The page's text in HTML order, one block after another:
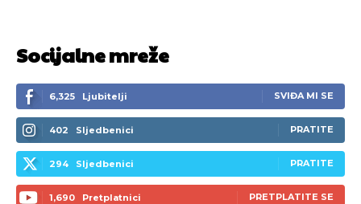
Socijalne mreže
6,325 Ljubitelji SVIĐA MI SE
402 Sljedbenici PRATITE
294 Sljedbenici PRATITE
1,690 Pretplatnici PRETPLATITE SE